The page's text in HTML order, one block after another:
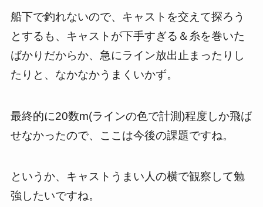
船下で釣れないので、キャストを交えて探ろう
とするも、キャストが下手すぎる＆糸を巻いた
ばかりだからか、急にライン放出止まったりし
たりと、なかなかうまくいかず。
最終的に20数m(ラインの色で計測)程度しか飛ば
せなかったので、ここは今後の課題ですね。
というか、キャストうまい人の横で観察して勉
強したいですね。